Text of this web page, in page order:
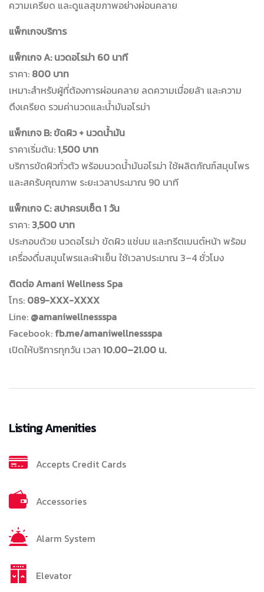
ความเครียด และดูแลสุขภาพอย่างผ่อนคลาย
แพ็กเกจบริการ
แพ็กเกจ A: นวดอโรม่า 60 นาที
ราคา: 800 บาท
เหมาะสำหรับผู้ที่ต้องการผ่อนคลาย ลดความเมื่อยล้า และความ
ตึงเครียด รวมค่านวดและน้ำมันอโรม่า
แพ็กเกจ B: ขัดผิว + นวดน้ำมัน
ราคาเริ่มต้น:1,500 บาท
บริการขัดผิวทั่วตัว พร้อมนวดน้ำมันอโรม่า ใช้ผลิตภัณฑ์สมุนไพร
และสครับคุณภาพ ระยะเวลาประมาณ 90 นาที
แพ็กเกจ C: สปาครบเซ็ต 1 วัน
ราคา: 3,500 บาท
ประกอบด้วย นวดอโรม่า ขัดผิว แช่นม และทรีตเมนต์หน้า พร้อม
เครื่องดื่มสมุนไพรและผ้าเย็น ใช้เวลาประมาณ 3–4 ชั่วโมง
ติดต่อ Amani Wellness Spa
โทร: 089-XXX-XXXX
Line: @amaniwellnessspa
Facebook: fb.me/amaniwellnessspa
เปิดให้บริการทุกวัน เวลา 10.00–21.00 น.
Listing Amenities
Accepts Credit Cards
Accessories
Alarm System
Elevator